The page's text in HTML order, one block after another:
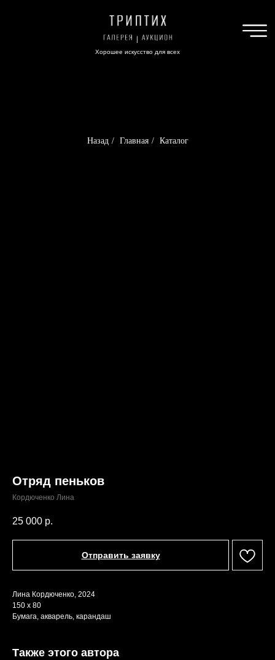
Хорошее искусство для всех
Назад / Главная / Каталог
Отряд пеньков
Кордюченко Лина
25 000 р.
Отправить заявку
Лина Кордюченко, 2024
150 х 80
Бумага, акварель, карандаш
Также этого автора